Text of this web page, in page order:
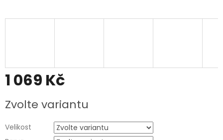
1 069 Kč
cena:
Zvolte variantu
Velikost